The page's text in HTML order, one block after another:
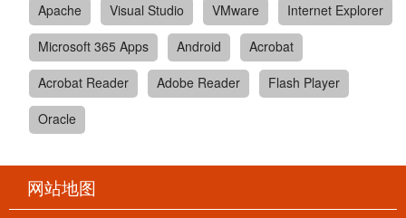
Apache
Visual Studio VMware
Internet Explorer
Microsoft 365 Apps
Android
Acrobat
Acrobat Reader
Adobe Reader
Flash Player
Oracle
网站地图